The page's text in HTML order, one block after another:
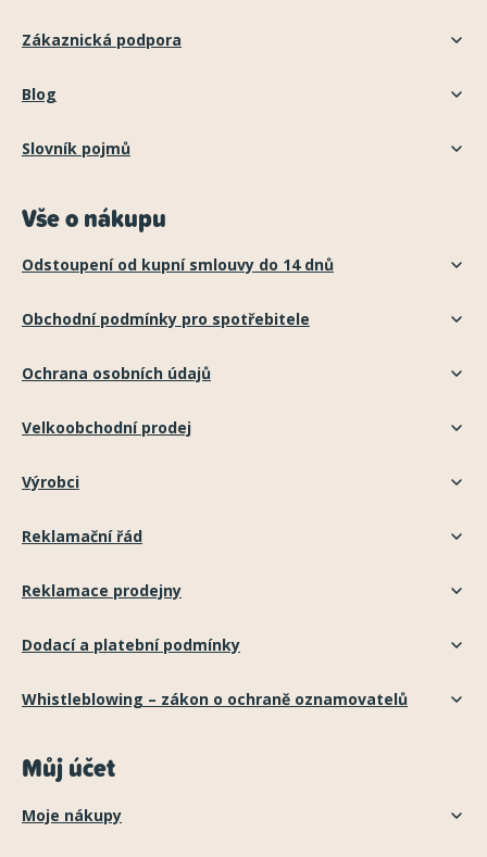
Zákaznická podpora
Blog
Slovník pojmů
Vše o nákupu
Odstoupení od kupní smlouvy do 14 dnů
Obchodní podmínky pro spotřebitele
Ochrana osobních údajů
Velkoobchodní prodej
Výrobci
Reklamační řád
Reklamace prodejny
Dodací a platební podmínky
Whistleblowing – zákon o ochraně oznamovatelů
Můj účet
Moje nákupy